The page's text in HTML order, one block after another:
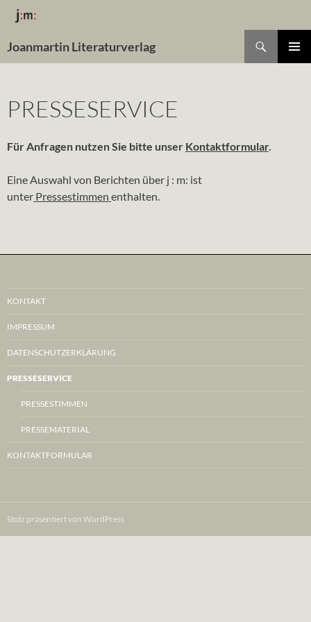
Joanmartin Literaturverlag
PRESSESERVICE
Für Anfragen nutzen Sie bitte unser Kontaktformular.
Eine Auswahl von Berichten über j : m: ist
unter Pressestimmen enthalten.
KONTAKT
IMPRESSUM
DATENSCHUTZERKLÄRUNG
PRESSESERVICE
PRESSESTIMMEN
PRESSEMATERIAL
KONTAKTFORMULAR
Stolz präsentiert von WordPress